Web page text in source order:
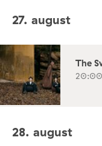
27. august
The
28. august